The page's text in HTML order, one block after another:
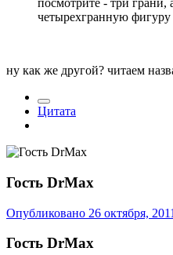
посмотрите - три грани,
четырехгранную фигуру
ну как же другой? читаем
Цитата
Гость DrMax
Опубликовано 26 октября, 2011
Гость DrMax